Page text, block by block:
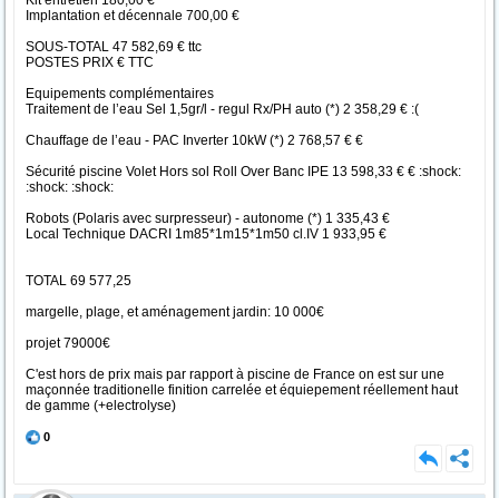
Implantation et décennale 700,00 €
SOUS-TOTAL 47 582,69 € ttc
POSTES PRIX € TTC
Equipements complémentaires
Traitement de l’eau Sel 1,5gr/l - regul Rx/PH auto (*) 2 358,29 € :(
Chauffage de l’eau - PAC Inverter 10kW (*) 2 768,57 € €
Sécurité piscine Volet Hors sol Roll Over Banc IPE 13 598,33 € € :shock:
:shock: :shock:
Robots (Polaris avec surpresseur) - autonome (*) 1 335,43 €
Local Technique DACRI 1m85*1m15*1m50 cl.IV 1 933,95 €
TOTAL 69 577,25
margelle, plage, et aménagement jardin: 10 000€
projet 79000€
C'est hors de prix mais par rapport à piscine de France on est sur une
maçonnée traditionelle finition carrelée et équiepement réellement haut
de gamme (+electrolyse)
0